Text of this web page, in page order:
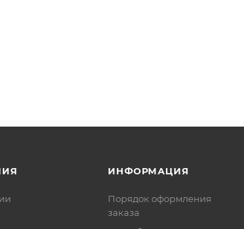
ИНФОРМАЦИЯ
Порядок оформления
заказа